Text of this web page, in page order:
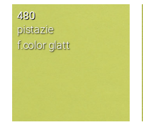
480
pistazie
f.color glatt